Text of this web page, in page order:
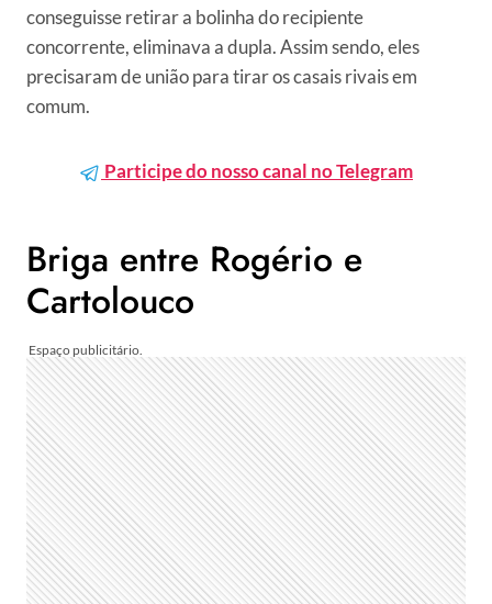
conseguisse retirar a bolinha do recipiente
concorrente, eliminava a dupla. Assim sendo, eles
precisaram de união para tirar os casais rivais em
comum.
Participe do nosso canal no Telegram
Briga entre Rogério e
Cartolouco